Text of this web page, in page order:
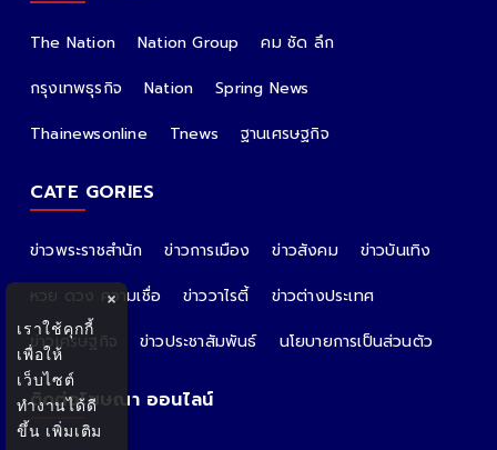
The Nation Nation Group
คม ชัด ลึก
กรุงเทพธุรกิจ
Nation
Spring News
Thainewsonline
Tnews ฐานเศรษฐกิจ
CATE GORIES
ข่าวพระราชสำนัก ข่าวการเมือง ข่าวสังคม
ข่าวบันเทิง
หวย ดวง ความเชื่อ
ข่าววาไรตี้
ข่าวต่างประเทศ
ข่าวเศรษฐกิจ
ข่าวประชาสัมพันธ์ นโยบายการเป็นส่วนตัว
ติดต่อโฆษณา ออนไลน์
×
เราใช้คุกกี้
เพื่อให้
เว็บไซต์
ทำงานได้ดี
ขึ้น เพิ่มเติม